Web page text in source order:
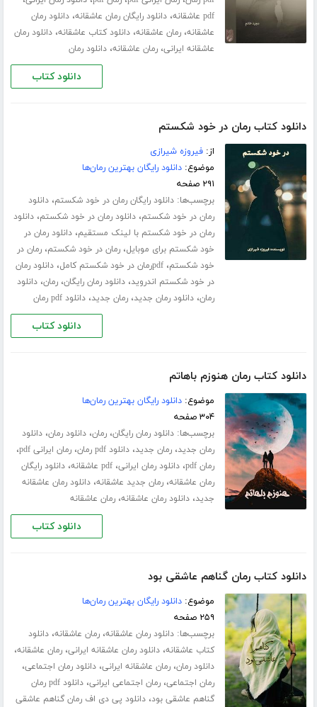
pdf عاشقانه ،دانلود رایگان رمان عاشقانه،دانلود رمان
عاشقانه،رمان عاشقانه،دانلود کتاب عاشقانه،دانلود رمان
عاشقانه ایرانی،رمان عاشقانه،دانلود رمان
دانلود کتاب
دانلود کتاب رمان در خود شکستم
از:فیروزه شیرازی
موضوع:دانلود رایگان بهترین رمان‌ها
۲۹۱ صفحه
برچسب‌ها:دانلود رایگان رمان در خود شکستم،دانلود
رمان در خود شکستم،دانلود رمان در خود شکستم،دانلود
رمان در خود شکستم با لینک مستقیم،دانلود رمان در
خود شکستم برای موبایل،رمان در خود شکستم،رمان در
خود شکستم،pdfرمان در خود شکستم کامل ،دانلود رمان
در خود شکستم اندروید،دانلود رمان رایگان،رمان،دانلود
رمان،دانلود رمان جدید،رمان جدید،دانلود pdf رمان
دانلود کتاب
دانلود کتاب رمان هنوزم باهاتم
موضوع:دانلود رایگان بهترین رمان‌ها
۳۰۴ صفحه
برچسب‌ها:دانلود رمان رایگان،رمان،دانلود رمان،دانلود
رمان جدید،رمان جدید،دانلود pdf رمان ،رمان ایرانی pdf ،
رمان pdf ،دانلود رمان ایرانی،pdf عاشقانه ،دانلود رایگان
رمان عاشقانه،رمان جدید عاشقانه،دانلود رمان عاشقانه
جدید،دانلود رمان عاشقانه،رمان عاشقانه
دانلود کتاب
دانلود کتاب رمان گناهم عاشقی بود
موضوع:دانلود رایگان بهترین رمان‌ها
۲۵۹ صفحه
برچسب‌ها:دانلود رمان عاشقانه،رمان عاشقانه،دانلود
کتاب عاشقانه،دانلود رمان عاشقانه ایرانی،رمان عاشقانه،
دانلود رمان،رمان عاشقانه ایرانی،دانلود رمان اجتماعی،
رمان اجتماعی،رمان اجتماعی ایرانی،
دانلود pdf رمان
گناهم عاشقی بود،دانلود پی دی اف رمان گناهم عاشقی